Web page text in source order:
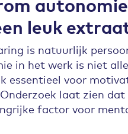
leuk
is natuurlijk
in het werk is niet
essentieel voor
laat zien
factor voor